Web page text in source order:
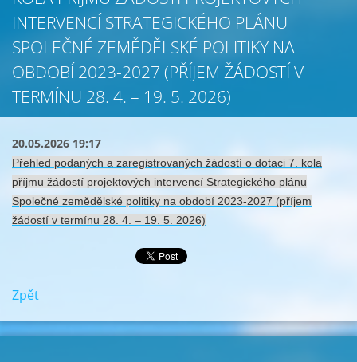
INTERVENCÍ STRATEGICKÉHO PLÁNU
SPOLEČNÉ ZEMĚDĚLSKÉ POLITIKY NA
OBDOBÍ 2023-2027 (PŘÍJEM ŽÁDOSTÍ V
TERMÍNU 28. 4. – 19. 5. 2026)
20.05.2026 19:17
Přehled podaných a zaregistrovaných žádostí o dotaci 7. kola
příjmu žádostí projektových intervencí Strategického plánu
Společné zemědělské politiky na období 2023-2027 (příjem
žádostí v termínu 28. 4. – 19. 5. 2026)
Zpět